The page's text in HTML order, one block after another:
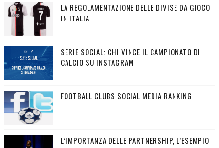
LA REGOLAMENTAZIONE DELLE DIVISE DA GIOCO
IN ITALIA
SERIE SOCIAL: CHI VINCE IL CAMPIONATO DI
CALCIO SU INSTAGRAM
FOOTBALL CLUBS SOCIAL MEDIA RANKING
L’IMPORTANZA DELLE PARTNERSHIP, L’ESEMPIO